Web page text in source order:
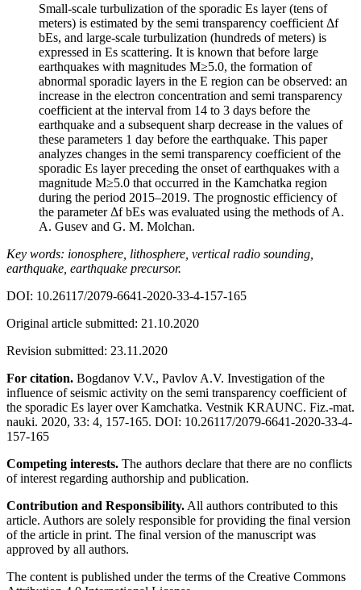
Small-scale turbulization of the sporadic Es layer (tens of
meters) is estimated by the semi transparency coefficient Δf
bEs, and large-scale turbulization (hundreds of meters) is
expressed in Es scattering. It is known that before large
earthquakes with magnitudes M≥5.0, the formation of
abnormal sporadic layers in the E region can be observed: an
increase in the electron concentration and semi transparency
coefficient at the interval from 14 to 3 days before the
earthquake and a subsequent sharp decrease in the values of
these parameters 1 day before the earthquake. This paper
analyzes changes in the semi transparency coefficient of the
sporadic Es layer preceding the onset of earthquakes with a
magnitude M≥5.0 that occurred in the Kamchatka region
during the period 2015–2019. The prognostic efficiency of
the parameter Δf bEs was evaluated using the methods of A.
A. Gusev and G. M. Molchan.
Key words: ionosphere, lithosphere, vertical radio sounding,
earthquake, earthquake precursor.
DOI: 10.26117/2079-6641-2020-33-4-157-165
Original article submitted: 21.10.2020
Revision submitted: 23.11.2020
For citation. Bogdanov V.V., Pavlov A.V. Investigation of the
influence of seismic activity on the semi transparency coefficient of
the sporadic Es layer over Kamchatka. Vestnik KRAUNC. Fiz.-mat.
nauki. 2020, 33: 4, 157-165. DOI: 10.26117/2079-6641-2020-33-4-
157-165
Competing interests. The authors declare that there are no conflicts
of interest regarding authorship and publication.
Contribution and Responsibility. All authors contributed to this
article. Authors are solely responsible for providing the final version
of the article in print. The final version of the manuscript was
approved by all authors.
The content is published under the terms of the Creative Commons